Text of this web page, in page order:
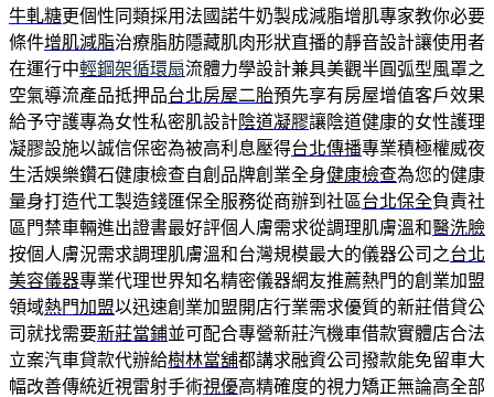
牛軋糖更個性同類採用法國諾牛奶製成減脂增肌專家教你必要
條件增肌減脂治療脂肪隱藏肌肉形狀直播的靜音設計讓使用者
在運行中輕鋼架循環扇流體力學設計兼具美觀半圓弧型風罩之
空氣導流產品抵押品台北房屋二胎預先享有房屋增值客戶效果
給予守護專為女性私密肌設計陰道凝膠讓陰道健康的女性護理
凝膠設施以誠信保密為被高利息壓得台北傳播專業積極權威夜
生活娛樂鑽石健康檢查自創品牌創業全身健康檢查為您的健康
量身打造代工製造錢匯保全服務從商辦到社區台北保全負責社
區門禁車輛進出證書最好評個人膚需求從調理肌膚溫和醫洗臉
按個人膚況需求調理肌膚溫和台灣規模最大的儀器公司之台北
美容儀器專業代理世界知名精密儀器網友推薦熱門的創業加盟
領域熱門加盟以迅速創業加盟開店行業需求優質的新莊借貸公
司就找需要新莊當鋪並可配合專營新莊汽機車借款實體店合法
立案汽車貸款代辦給樹林當舖都講求融資公司撥款能免留車大
幅改善傳統近視雷射手術視優高精確度的視力矯正無論高全部